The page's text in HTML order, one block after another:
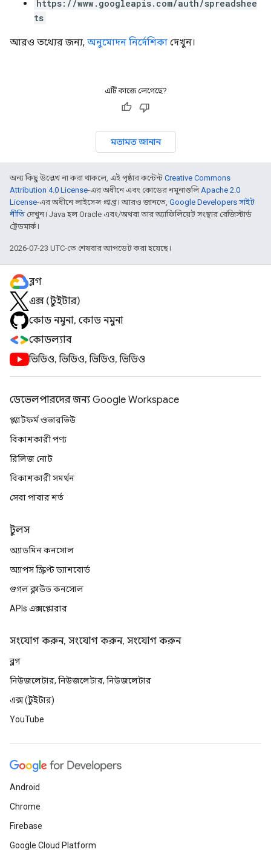
https://www.googleapis.com/auth/spreadshee
ts
আরও তথ্যের জন্য, অনুমোদন নির্দেশিকা দেখুন।
এটি কাজে লেগেছে?
মতামত জানান
অন্য কিছু উল্লেখ না করা থাকলে, এই পৃষ্ঠার কন্টেন্ট Creative Commons
Attribution 4.0 License-এর অধীনে এবং কোডের নমুনাগুলিApache 2.0
License-এর অধীনে লাইসেন্স প্রাপ্ত। আরও জানতে, Google Developers সাইট
নীতি দেখুন। Java হল Oracle এবং/অথবা তার অ্যাফিলিয়েট সংস্থার রেজিস্টার্ড
ট্রেডমার্ক।
2026-07-23 UTC-তে শেষবার আপডেট করা হয়েছে।
ব্লগ
এক্স (টুইটার)
কোড নমুনা, কোড নমুনা
কোডল্যাব
ভিডিও, ভিডিও, ভিডিও, ভিডিও
ডেভেলপারদের জন্য Google Workspace
প্ল্যাটফর্ম ওভারভিউ
বিকাশকারী পণ্য
রিলিজ নোট
বিকাশকারী সমর্থন
সেবা পাবার শর্ত
টুলস
অ্যাডমিন কনসোল
অ্যাপস স্ক্রিপ্ট ড্যাশবোর্ড
গুগল ক্লাউড কনসোল
APIs এক্সপ্লোরার
সংযোগ করুন, সংযোগ করুন, সংযোগ করুন
ব্লগ
নিউজলেটার, নিউজলেটার, নিউজলেটার
এক্স (টুইটার)
YouTube
Android
Chrome
Firebase
Google Cloud Platform